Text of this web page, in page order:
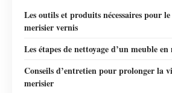
Les outils et produits nécessaires pour
merisier vernis
Les étapes de nettoyage d’un meuble
Conseils d’entretien pour prolonger la
merisier